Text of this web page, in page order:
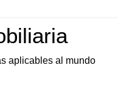
aplicables al mundo